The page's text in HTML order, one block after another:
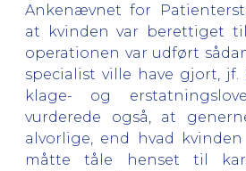
Ankenævnet for
at kvinden var berettiget
operationen var udført
specialist ville have gjort, jf.
klage- og
vurderede også, at
alvorlige, end hvad
måtte tåle henset til